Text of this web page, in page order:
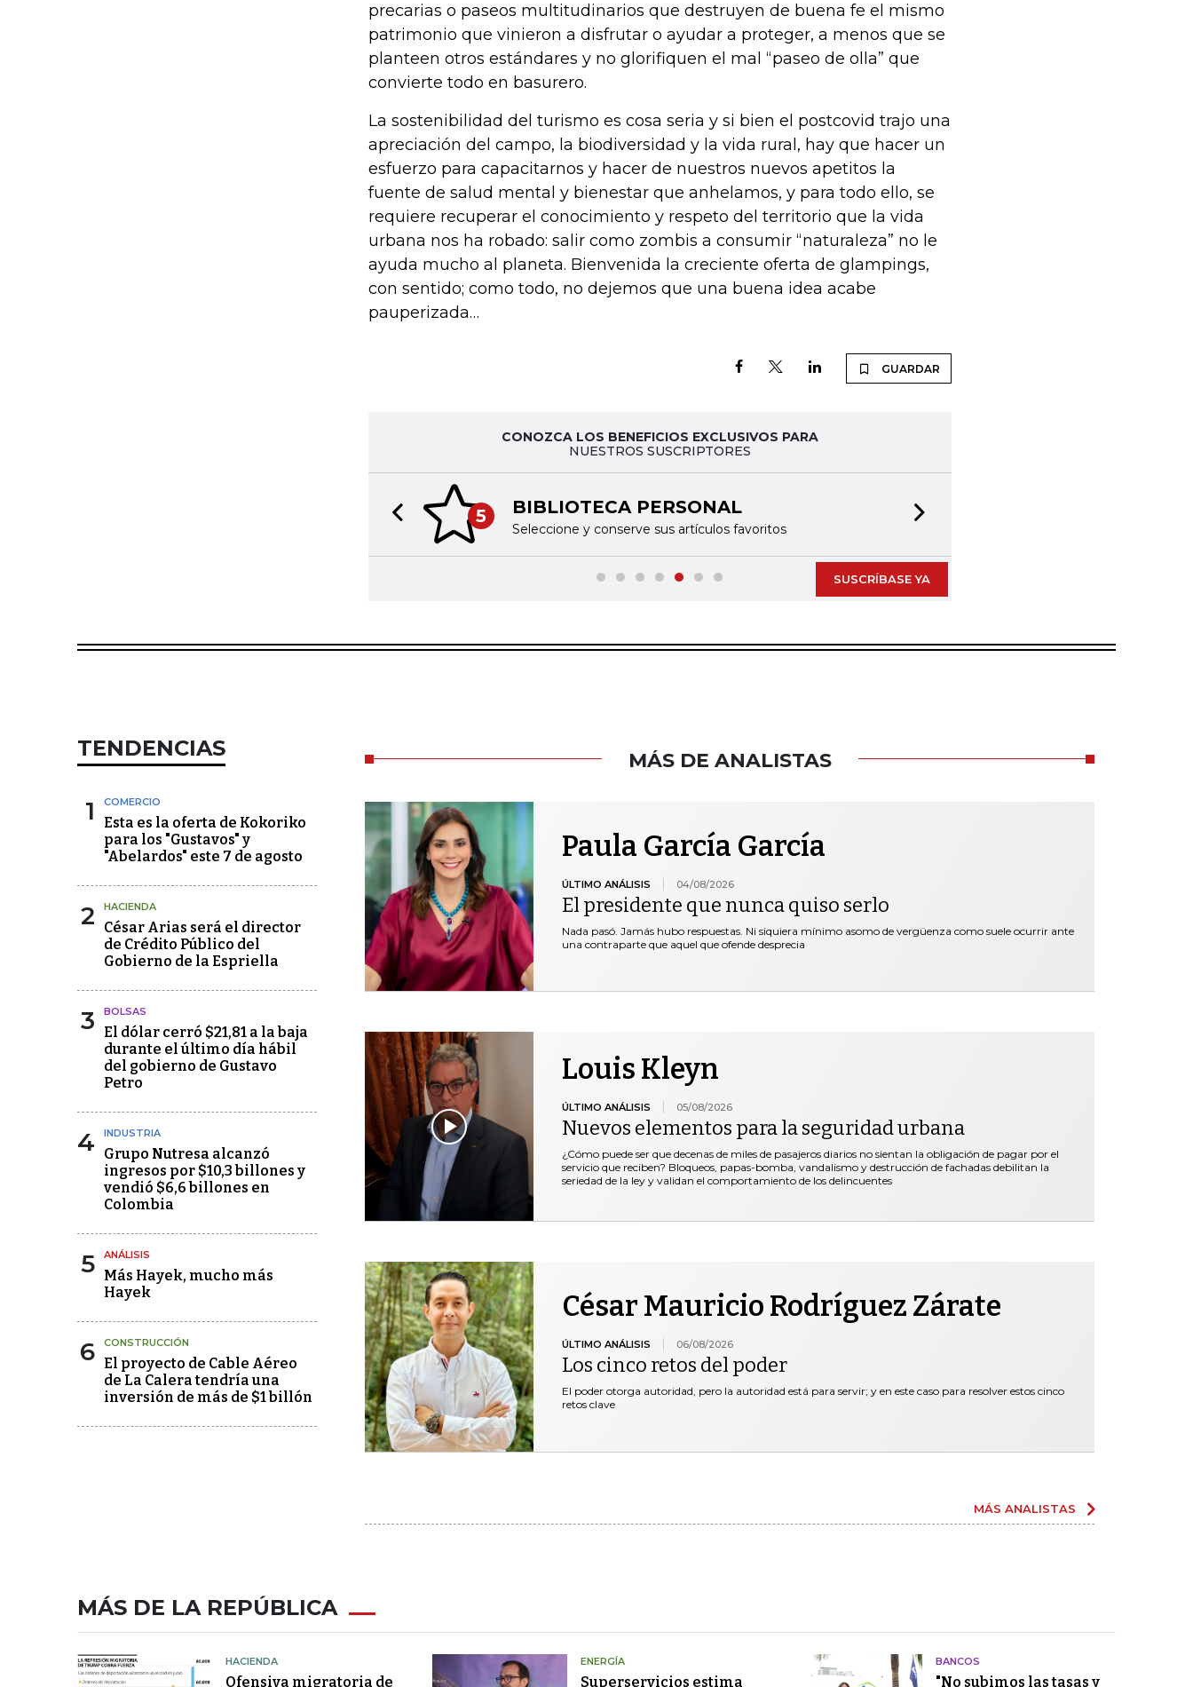
precarias o paseos multitudinarios que destruyen de buena fe el mismo
patrimonio que vinieron a disfrutar o ayudar a proteger, a menos que se
planteen otros estándares y no glorifiquen el mal “paseo de olla” que
convierte todo en basurero.
La sostenibilidad del turismo es cosa seria y si bien el postcovid trajo una
apreciación del campo, la biodiversidad y la vida rural, hay que hacer un
esfuerzo para capacitarnos y hacer de nuestros nuevos apetitos la
fuente de salud mental y bienestar que anhelamos, y para todo ello, se
requiere recuperar el conocimiento y respeto del territorio que la vida
urbana nos ha robado: salir como zombis a consumir “naturaleza” no le
ayuda mucho al planeta. Bienvenida la creciente oferta de glampings,
con sentido; como todo, no dejemos que una buena idea acabe
pauperizada…
GUARDAR
CONOZCA LOS BENEFICIOS EXCLUSIVOS PARA
NUESTROS SUSCRIPTORES
5 BIBLIOTECA PERSONAL
Seleccione y conserve sus artículos favoritos
Previous slide
SUSCRÍBASE YA
TENDENCIAS
1 COMERCIO
Esta es la oferta de Kokoriko
para los "Gustavos" y
"Abelardos" este 7 de agosto
2 HACIENDA
César Arias será el director
de Crédito Público del
Gobierno de la Espriella
3 BOLSAS
El dólar cerró $21,81 a la baja
durante el último día hábil
del gobierno de Gustavo
Petro
4 INDUSTRIA
Grupo Nutresa alcanzó
ingresos por $10,3 billones y
vendió $6,6 billones en
Colombia
5 ANÁLISIS
Más Hayek, mucho más
Hayek
6 CONSTRUCCIÓN
El proyecto de Cable Aéreo
de La Calera tendría una
inversión de más de $1 billón
MÁS DE ANALISTAS
Paula García García
ÚLTIMO ANÁLISIS 04/08/2026
El presidente que nunca quiso serlo
Nada pasó. Jamás hubo respuestas. Ni siquiera mínimo asomo de vergüenza como suele ocurrir ante
una contraparte que aquel que ofende desprecia
Louis Kleyn
ÚLTIMO ANÁLISIS 05/08/2026
Nuevos elementos para la seguridad urbana
¿Cómo puede ser que decenas de miles de pasajeros diarios no sientan la obligación de pagar por el
servicio que reciben? Bloqueos, papas-bomba, vandalismo y destrucción de fachadas debilitan la
seriedad de la ley y validan el comportamiento de los delincuentes
César Mauricio Rodríguez Zárate
ÚLTIMO ANÁLISIS 06/08/2026
Los cinco retos del poder
El poder otorga autoridad, pero la autoridad está para servir; y en este caso para resolver estos cinco
retos clave
MÁS ANALISTAS
MÁS DE LA REPÚBLICA
HACIENDA
Ofensiva migratoria de
ENERGÍA
Superservicios estima
BANCOS
"No subimos las tasas y